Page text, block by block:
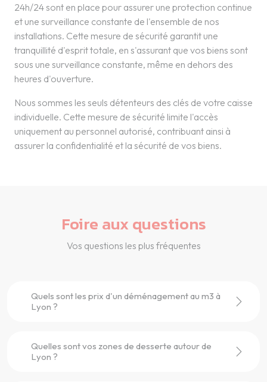
24h/24 sont en place pour assurer une protection continue
et une surveillance constante de l'ensemble de nos
installations. Cette mesure de sécurité garantit une
tranquillité d'esprit totale, en s'assurant que vos biens sont
sous une surveillance constante, même en dehors des
heures d'ouverture.
Nous sommes les seuls détenteurs des clés de votre caisse
individuelle. Cette mesure de sécurité limite l'accès
uniquement au personnel autorisé, contribuant ainsi à
assurer la confidentialité et la sécurité de vos biens.
Foire aux questions
Vos questions les plus fréquentes
Quels sont les prix d'un déménagement au m3 à
Lyon ?
Quelles sont vos zones de desserte autour de
Lyon ?